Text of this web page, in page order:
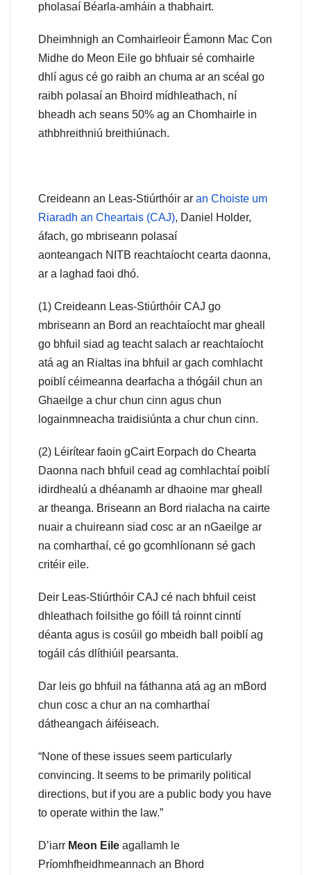
pholasaí Béarla-amháin a thabhairt.
Dheimhnigh an Comhairleoir Éamonn Mac Con
Midhe do Meon Eile go bhfuair sé comhairle
dhlí agus cé go raibh an chuma ar an scéal go
raibh polasaí an Bhoird mídhleathach, ní
bheadh ach seans 50% ag an Chomhairle in
athbhreithniú breithiúnach.
Creideann an Leas-Stiúrthóir ar an Choiste um
Riaradh an Cheartais (CAJ), Daniel Holder,
áfach, go mbriseann polasaí
aonteangach NITB reachtaíocht cearta daonna,
ar a laghad faoi dhó.
(1) Creideann Leas-Stiúrthóir CAJ go
mbriseann an Bord an reachtaíocht mar gheall
go bhfuil siad ag teacht salach ar reachtaíocht
atá ag an Rialtas ina bhfuil ar gach comhlacht
poiblí céimeanna dearfacha a thógáil chun an
Ghaeilge a chur chun cinn agus chun
logainmneacha traidisiúnta a chur chun cinn.
(2) Léirítear faoin gCairt Eorpach do Chearta
Daonna nach bhfuil cead ag comhlachtaí poiblí
idirdhealú a dhéanamh ar dhaoine mar gheall
ar theanga. Briseann an Bord rialacha na cairte
nuair a chuireann siad cosc ar an nGaeilge ar
na comharthaí, cé go gcomhlíonann sé gach
critéir eile.
Deir Leas-Stiúrthóir CAJ cé nach bhfuil ceist
dhleathach foilsithe go fóill tá roinnt cinntí
déanta agus is cosúil go mbeidh ball poiblí ag
togáil cás dlíthiúil pearsanta.
Dar leis go bhfuil na fáthanna atá ag an mBord
chun cosc a chur an na comharthaí
dátheangach áiféiseach.
“None of these issues seem particularly
convincing. It seems to be primarily political
directions, but if you are a public body you have
to operate within the law.”
D’iarr Meon Eile agallamh le
Príomhfheidhmeannach an Bhord